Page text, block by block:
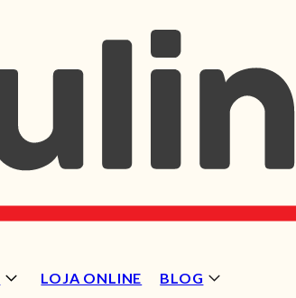
LOJA ONLINE BLOG